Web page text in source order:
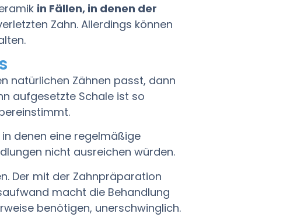
in Fällen, in denen der
Zahn. Allerdings können
natürlichen Zähnen passt, dann
aufgesetzte Schale ist so
in denen eine regelmäßige
nicht ausreichen würden.
Der mit der Zahnpräparation
macht die Behandlung
benötigen, unerschwinglich.